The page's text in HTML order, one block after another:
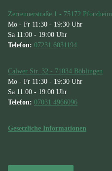
Zerrennerstraße 1 - 75172 Pforzheim
Mo - Fr 11:30 - 19:30 Uhr
Sa 11:00 - 19:00 Uhr
Telefon: 07231 6031194
Calwer Str. 32 - 71034 Böblingen
Mo - Fr 11:30 - 19:30 Uhr
Sa 11:00 - 19:00 Uhr
Telefon: 07031 4966096
Gesetzliche Informationen